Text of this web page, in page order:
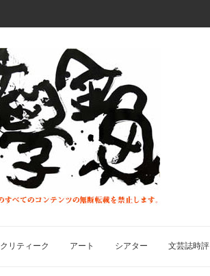
クリティーク アート シアター 文芸誌時評